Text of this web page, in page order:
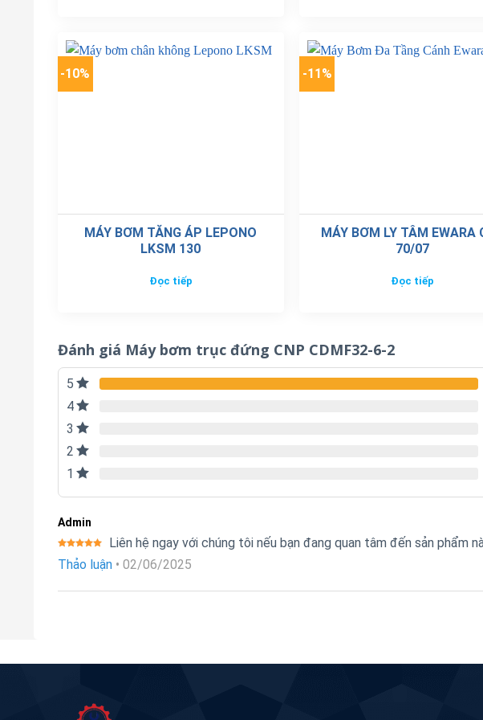
-10%
MÁY BƠM TĂNG ÁP LEPONO
LKSM 130
Đọc tiếp
-11%
MÁY BƠM LY TÂM EWARA
70/07
Đọc tiếp
Đánh giá Máy bơm trục đứng CNP CDMF32-6-2
5
4
3
2
1
Admin
hạng5 5
Liên hệ ngay với chúng tôi nếu bạn đang quan tâm đến sản phẩm
Thảo luận • 02/06/2025